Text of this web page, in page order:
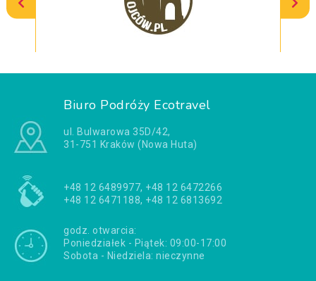
Biuro Podróży Ecotravel
ul. Bulwarowa 35D/42,
31-751 Kraków (Nowa Huta)
+48 12 6489977, +48 12 6472266
+48 12 6471188, +48 12 6813692
godz. otwarcia:
Poniedziałek - Piątek: 09:00-17:00
Sobota - Niedziela: nieczynne